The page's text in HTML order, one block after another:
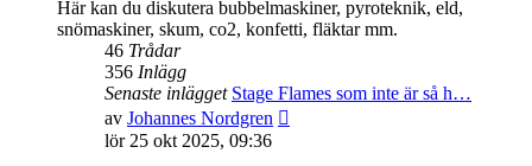
Här kan du diskutera bubbelmaskiner, pyroteknik, eld,
snömaskiner, skum, co2, konfetti, fläktar mm.
46 Trådar
356 Inlägg
Senaste inlägget Stage Flames som inte är så h…
av Johannes Nordgren
lör 25 okt 2025, 09:36